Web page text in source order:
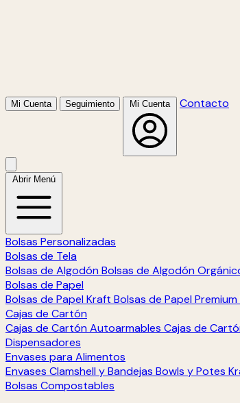
Mi Cuenta Seguimiento Mi Cuenta Contacto
Abrir Menú
Bolsas Personalizadas
Bolsas de Tela
Bolsas de Algodón Bolsas de Algodón
Bolsas de Papel
Bolsas de Papel Kraft Bolsas de Papel Premium
Cajas de Cartón
Cajas de Cartón Autoarmables Cajas de
Dispensadores
Envases para Alimentos
Envases Clamshell y Bandejas Bowls y Potes
Bolsas Compostables